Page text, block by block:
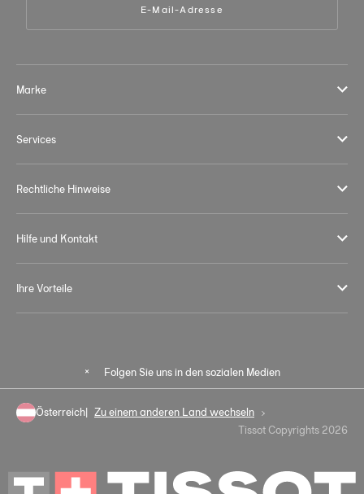
E-Mail-Adresse
Marke
Services
Rechtliche Hinweise
Hilfe und Kontakt
Ihre Vorteile
Folgen Sie uns in den sozialen Medien
Österreich Zu einem anderen Land wechseln
Tissot Copyrights 2026